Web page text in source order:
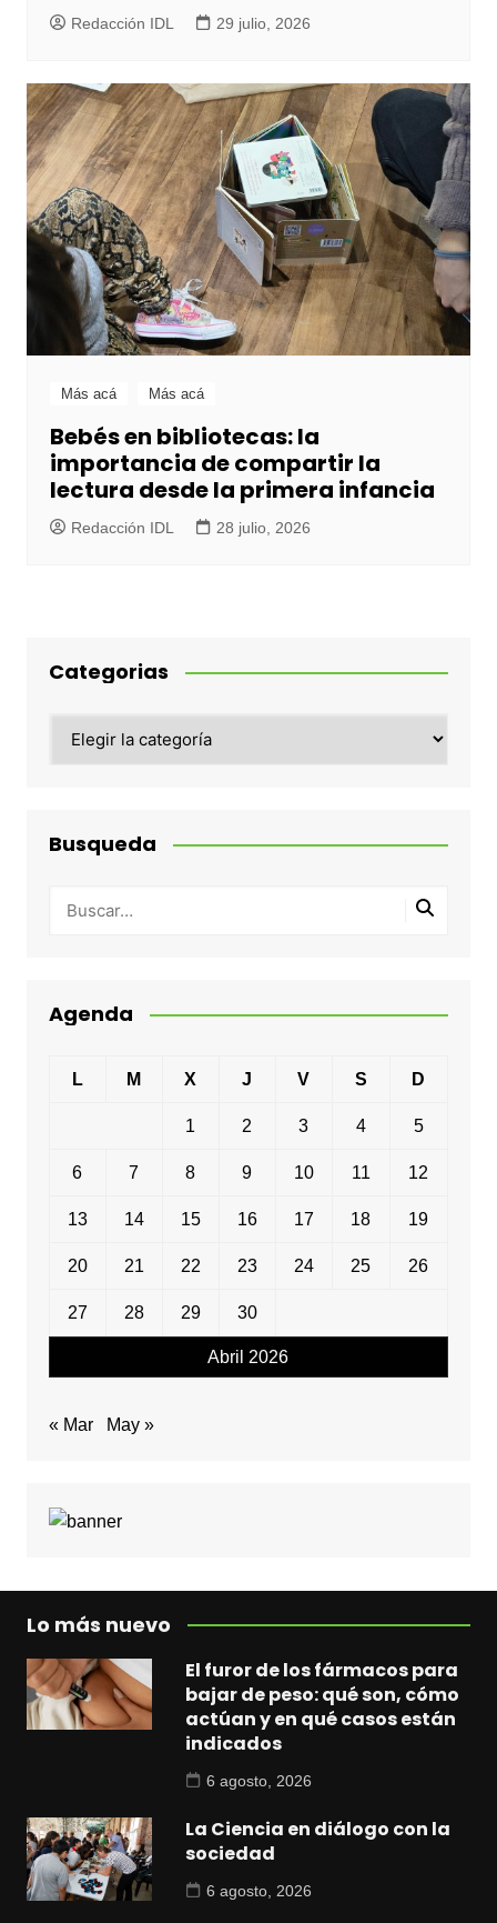
Redacción IDL 29 julio, 2026
Más acá Más acá
Bebés en bibliotecas: la
importancia de compartir la
lectura desde la primera infancia
Redacción IDL 28 julio, 2026
Categorias
Busqueda
Agenda
Abril 2026
L M X J V S D
1 2 3 4 5
6 7 8 9 10 11 12
13 14 15 16 17 18 19
20 21 22 23 24 25 26
27 28 29 30
« Mar May »
Lo más nuevo
El furor de los fármacos para
bajar de peso: qué son, cómo
actúan y en qué casos están
indicados
6 agosto, 2026
La Ciencia en diálogo con la
sociedad
6 agosto, 2026